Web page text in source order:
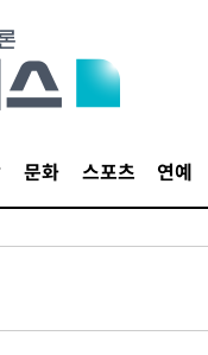
문화 스포츠 연예